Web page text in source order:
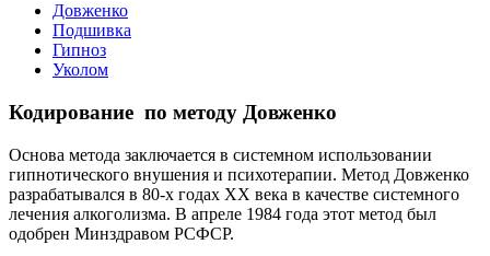
Довженко
Подшивка
Гипноз
Уколом
Кодирование по методу Довженко
Основа метода заключается в системном использовании
гипнотического внушения и психотерапии. Метод Довженко
разрабатывался в 80-х годах ХХ века в качестве системного
лечения алкоголизма. В апреле 1984 года этот метод был
одобрен Минздравом РСФСР.